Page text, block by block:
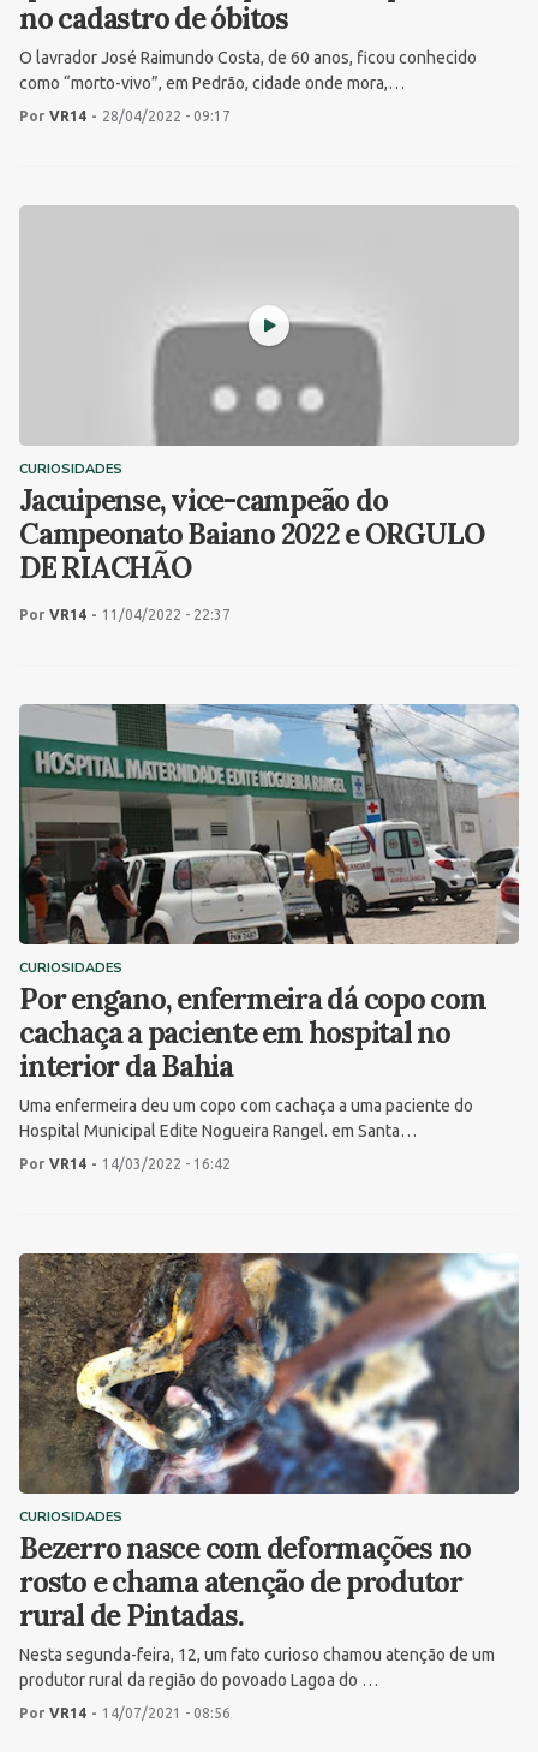
no cadastro de óbitos
O lavrador José Raimundo Costa, de 60 anos, ficou conhecido
como “morto-vivo”, em Pedrão, cidade onde mora,…
Por VR14 - 28/04/2022 - 09:17
CURIOSIDADES
Jacuipense, vice-campeão do
Campeonato Baiano 2022 e ORGULO
DE RIACHÃO
Por VR14 - 11/04/2022 - 22:37
CURIOSIDADES
Por engano, enfermeira dá copo com
cachaça a paciente em hospital no
interior da Bahia
Uma enfermeira deu um copo com cachaça a uma paciente do
Hospital Municipal Edite Nogueira Rangel. em Santa…
Por VR14 - 14/03/2022 - 16:42
CURIOSIDADES
Bezerro nasce com deformações no
rosto e chama atenção de produtor
rural de Pintadas.
Nesta segunda-feira, 12, um fato curioso chamou atenção de um
produtor rural da região do povoado Lagoa do …
Por VR14 - 14/07/2021 - 08:56